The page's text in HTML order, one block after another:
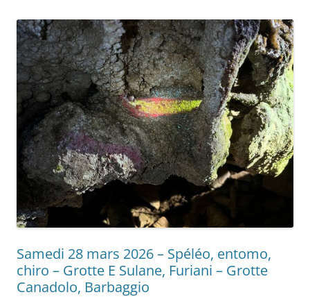
Samedi 28 mars 2026 – Spéléo, entomo,
chiro – Grotte E Sulane, Furiani – Grotte
Canadolo, Barbaggio